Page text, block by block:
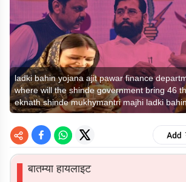
ladki bahin yojana ajit pawar finance
where will the shinde government bring 46
eknath shinde mukhymantri majhi ladki
▌बातम्या हायलाइट